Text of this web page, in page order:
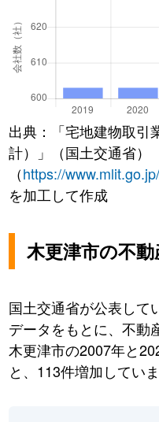
出典：「宅地建物取
計）」（国土交通省）
（https://
を加工して作成
木更津市の不
国土交通省が公表して
データをもとに、不動
木更津市の2007年と
と、113件増加していま